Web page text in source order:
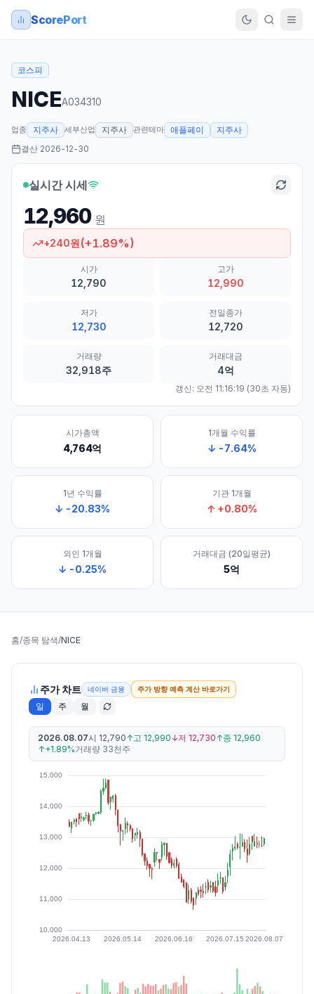
ScorePort
코스피
NICEA034310
업종 지주사 세부산업 지주사 관련테마 애플페이
지주사
결산 2026-12-30
실시간 시세
12,960 원
+240원(+1.89%)
시가
12,790
고가
12,990
저가
12,730
전일종가
12,720
거래량
32,918주
거래대금
4억
갱신: 오전 11:16:19 (30초 자동)
시가총액
4,764억
1개월 수익률
↓ -7.64%
1년 수익률
↓ -20.83%
기관 1개월
↑ +0.80%
외인 1개월
↓ -0.25%
거래대금 (20일평균)
5억
홈/종목 탐색/NICE
주가 차트 네이버 금융 주가 방향 예측 계산 바로가기
일 주 월
2026.08.07시 12,790 ↑고 12,990↓저 12,730 ↑종 12,960
↑+1.89%거래량 33천주